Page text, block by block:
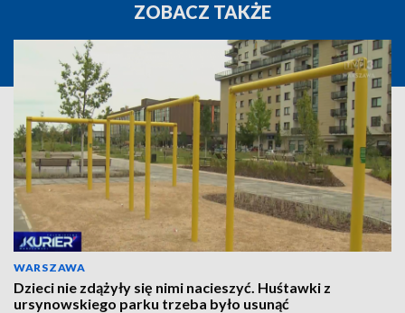
ZOBACZ TAKŻE
WARSZAWA
Dzieci nie zdążyły się nimi nacieszyć. Huśtawki z
ursynowskiego parku trzeba było usunąć